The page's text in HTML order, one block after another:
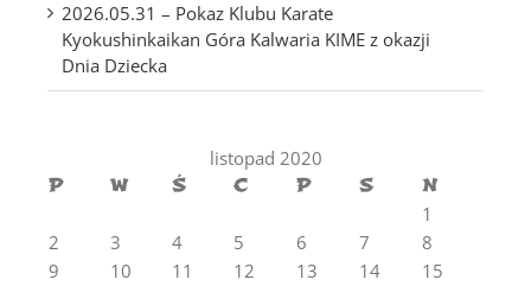
2026.05.31 – Pokaz Klubu Karate
Kyokushinkaikan Góra Kalwaria KIME z okazji
Dnia Dziecka
listopad 2020
P
W Ś C P S
N
1
2
3 4 5 6 7
8
9
10 11 12 13 14
15